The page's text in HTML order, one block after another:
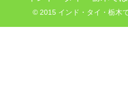
© 2015 インド・タイ・栃木